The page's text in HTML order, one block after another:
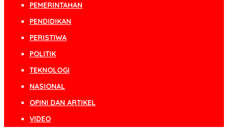
PEMERINTAHAN
PENDIDIKAN
PERISTIWA
POLITIK
TEKNOLOGI
NASIONAL
OPINI DAN ARTIKEL
VIDEO